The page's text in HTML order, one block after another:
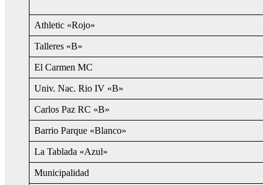
Athletic «Rojo»
Talleres «B»
El Carmen MC
Univ. Nac. Rio IV «B»
Carlos Paz RC «B»
Barrio Parque «Blanco»
La Tablada «Azul»
Municipalidad